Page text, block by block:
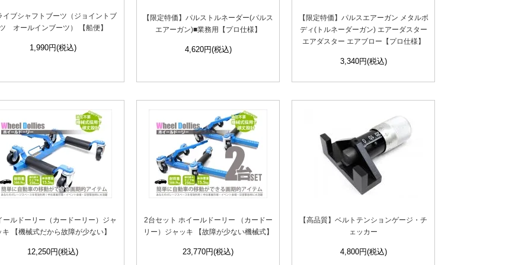
イブシャフトブーツ（ジョイントブ
オールインブーツ） 【船便】
1,990円(税込)
【限定特価】パルストルネーダー(パルス
エアーガン)■業務用【プロ仕様】
4,620円(税込)
【限定特価】パルスエアーガン メタルボ
ディ(トルネーダーガン) エアーダスター
エアダスター エアブロー【プロ仕様】
3,340円(税込)
ールドーリー（カードーリー）ジャ
キ 【機械式だから故障が少ない】
12,250円(税込)
2台セット ホイールドーリー （カードー
リー）ジャッキ 【故障が少ない機械式】
23,770円(税込)
【高品質】ベルトテンションゲージ・チ
ェッカー
4,800円(税込)